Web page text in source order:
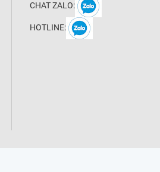
CHAT ZALO:
HOTLINE: